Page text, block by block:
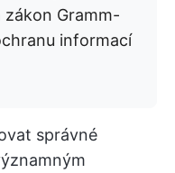
Gramm-
informací
správné